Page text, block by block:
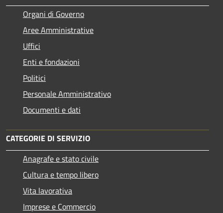
Organi di Governo
Aree Amministrative
Uffici
Enti e fondazioni
Politici
Personale Amministrativo
Documenti e dati
CATEGORIE DI SERVIZIO
Anagrafe e stato civile
Cultura e tempo libero
Vita lavorativa
Imprese e Commercio